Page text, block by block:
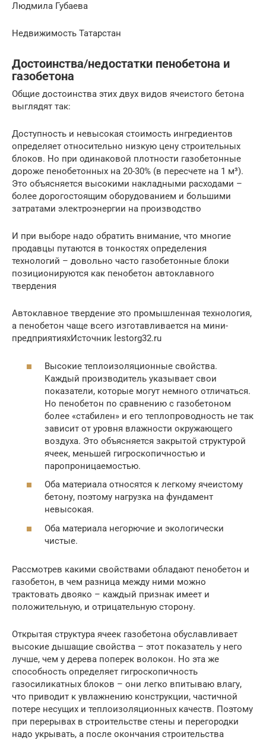
Людмила Губаева
Недвижимость Татарстан
Достоинства/недостатки пенобетона и
газобетона
Общие достоинства этих двух видов ячеистого бетона
выглядят так:
Доступность и невысокая стоимость ингредиентов
определяет относительно низкую цену строительных
блоков. Но при одинаковой плотности газобетонные
дороже пенобетонных на 20-30% (в пересчете на 1 м³).
Это объясняется высокими накладными расходами –
более дорогостоящим оборудованием и большими
затратами электроэнергии на производство
И при выборе надо обратить внимание, что многие
продавцы путаются в тонкостях определения
технологий – довольно часто газобетонные блоки
позиционируются как пенобетон автоклавного
твердения
Автоклавное твердение это промышленная технология,
а пенобетон чаще всего изготавливается на мини-
предприятияхИсточник lestorg32.ru
Высокие теплоизоляционные свойства.
Каждый производитель указывает свои
показатели, которые могут немного отличаться.
Но пенобетон по сравнению с газобетоном
более «стабилен» и его теплопроводность не так
зависит от уровня влажности окружающего
воздуха. Это объясняется закрытой структурой
ячеек, меньшей гигроскопичностью и
паропроницаемостью.
Оба материала относятся к легкому ячеистому
бетону, поэтому нагрузка на фундамент
невысокая.
Оба материала негорючие и экологически
чистые.
Рассмотрев какими свойствами обладают пенобетон и
газобетон, в чем разница между ними можно
трактовать двояко – каждый признак имеет и
положительную, и отрицательную сторону.
Открытая структура ячеек газобетона обуславливает
высокие дышащие свойства – этот показатель у него
лучше, чем у дерева поперек волокон. Но эта же
способность определяет гигроскопичность
газосиликатных блоков – они легко впитываю влагу,
что приводит к увлажнению конструкции, частичной
потере несущих и теплоизоляционных качеств. Поэтому
при перерывах в строительстве стены и перегородки
надо укрывать, а после окончания строительства